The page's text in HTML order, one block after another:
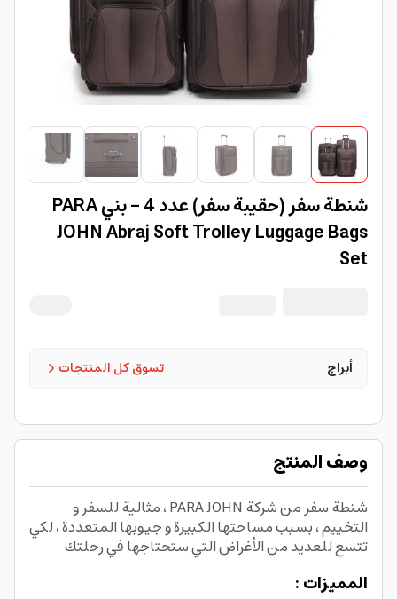
شنطة سفر (حقيبة سفر) عدد 4 – بني PARA
JOHN Abraj Soft Trolley Luggage Bags
Set
تسوق كل المنتجات أبراج
وصف المنتج
شنطة سفر من شركة PARA JOHN ، مثالية للسفر و
التخييم ، بسبب مساحتها الكبيرة و جيوبها المتعددة ، لكي
تتسع للعديد من الأغراض التي ستحتاجها في رحلتك
المميزات :